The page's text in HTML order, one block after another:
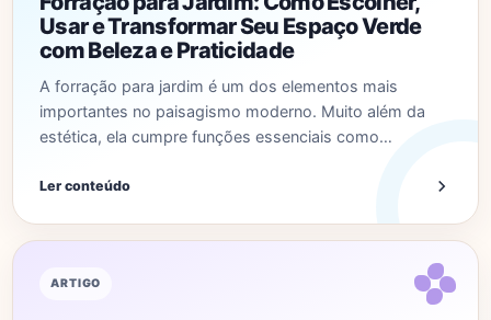
Usar e Transformar Seu Espaço Verde
com Beleza e Praticidade
A forração para jardim é um dos elementos mais
importantes no paisagismo moderno. Muito além da
estética, ela cumpre funções essenciais como…
Ler conteúdo
ARTIGO